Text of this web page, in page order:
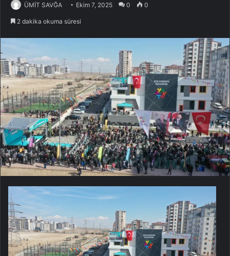
ÜMİT SAVĞA Ekim 7, 2025 0 0
2 dakika okuma süresi